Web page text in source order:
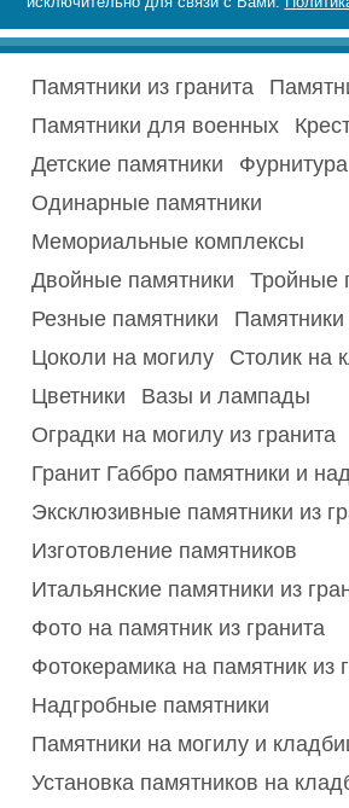
Памятники из гранита
Памятники для военных
Детские памятники
Фурнитура
Одинарные памятники
Мемориальные комплексы
Двойные памятники
Тройные
Резные памятники
Памятники
Цоколи на могилу
Столик на
Цветники
Вазы и лампады
Оградки на могилу из гранита
Гранит Габбро памятники и
Эксклюзивные памятники из
Изготовление памятников
Итальянские памятники из
Фото на памятник из гранита
Фотокерамика на памятник из
Надгробные памятники
Памятники на могилу и
Установка памятников на